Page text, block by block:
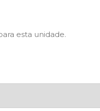
esta unidade.